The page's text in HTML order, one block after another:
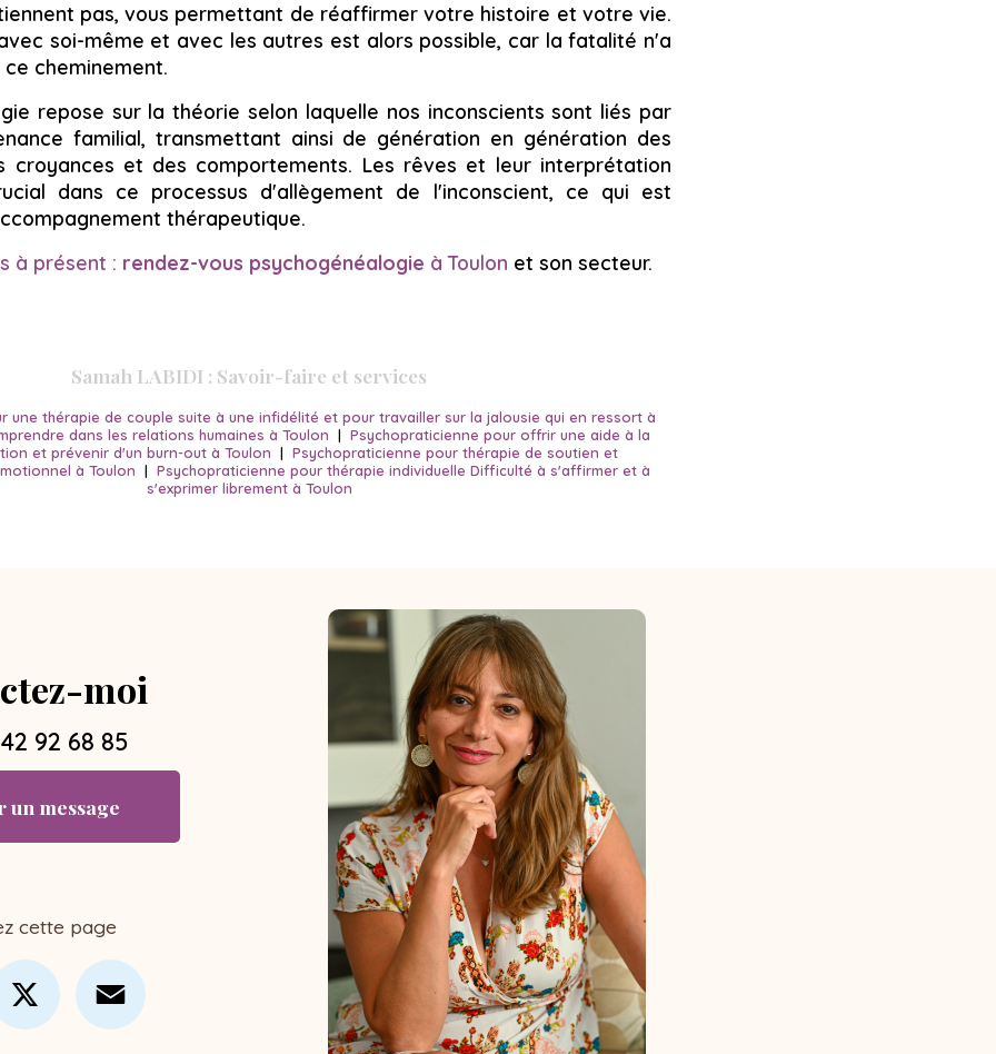
pas, vous permettant de réaffirmer votre histoire et votre vie.
soi-même et avec les autres est alors possible, car la fatalité n'a
cheminement.
repose sur la théorie selon laquelle nos inconscients sont liés par
familial, transmettant ainsi de génération en génération des
croyances et des comportements. Les rêves et leur interprétation
dans ce processus d'allègement de l'inconscient, ce qui est
thérapeutique.
à présent : rendez-vous psychogénéalogie à Toulon et son secteur.
Samah LABIDI : Savoir-faire et services
une thérapie de couple suite à une infidélité et pour travailler sur la jalousie qui en ressort à
dans les relations humaines à Toulon | Psychopraticienne pour offrir une aide à la
et prévenir d'un burn-out à Toulon | Psychopraticienne pour thérapie de soutien et
à Toulon | Psychopraticienne pour thérapie individuelle Difficulté à s'affirmer et à
s'exprimer librement à Toulon
moi
92 68 85
un message
cette page